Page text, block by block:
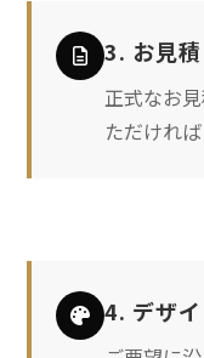
3. お見
正式なお
ただけれ
4. デザ